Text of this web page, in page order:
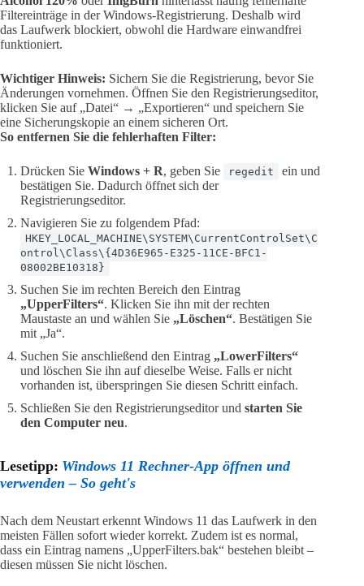
Filtereinträge in der Windows-Registrierung. Deshalb wird
das Laufwerk blockiert, obwohl die Hardware einwandfrei
funktioniert.
Wichtiger Hinweis: Sichern Sie die Registrierung, bevor Sie
Änderungen vornehmen. Öffnen Sie den Registrierungseditor,
klicken Sie auf „Datei“ → „Exportieren“ und speichern Sie
eine Sicherungskopie an einem sicheren Ort.
So entfernen Sie die fehlerhaften Filter:
Drücken Sie Windows + R, geben Sie regedit
ein und
bestätigen Sie. Dadurch öffnet sich der
Registrierungseditor.
Navigieren Sie zu folgendem Pfad:
HKEY_LOCAL_MACHINE\SYSTEM\CurrentControlSet\C
ontrol\Class\{4D36E965-E325-11CE-BFC1-
08002BE10318}
Suchen Sie im rechten Bereich den Eintrag
„UpperFilters“. Klicken Sie ihn mit der rechten
Maustaste an und wählen Sie „Löschen“. Bestätigen Sie
mit „Ja“.
Suchen Sie anschließend den Eintrag „LowerFilters“
und löschen Sie ihn auf dieselbe Weise. Falls er nicht
vorhanden ist, überspringen Sie diesen Schritt einfach.
Schließen Sie den Registrierungseditor und starten Sie
den Computer neu.
Lesetipp: Windows 11 Rechner-App öffnen und
verwenden – So geht's
Nach dem Neustart erkennt Windows 11 das Laufwerk in den
meisten Fällen sofort wieder korrekt. Zudem ist es normal,
dass ein Eintrag namens „UpperFilters.bak“ bestehen bleibt –
diesen müssen Sie nicht löschen.